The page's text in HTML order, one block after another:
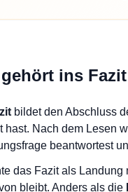
ins
bildet den Abschluss
hast. Nach dem Lesen
beantwortest
das Fazit als
bleibt. Anders als die